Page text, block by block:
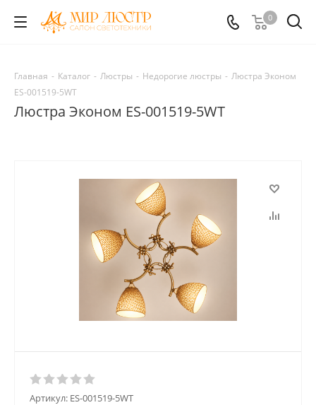
0
Главная - Каталог - Люстры - Недорогие люстры - Люстра Эконом
ES-001519-5WT
Люстра Эконом ES-001519-5WT
Артикул: ES-001519-5WT